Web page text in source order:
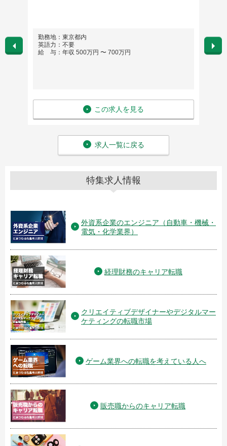
勤務地：東京都内
英語力：不要
給 与：年収 500万円 〜 700万円
この求人を見る
勤務
英語
給
求人一覧に戻る
特集求人情報
外資系企業のエンジニア（自動車・機械・
電気・化学業界）
経理財務のキャリア転職
クリエイティブデザイナーやデジタルマー
ケティングの転職市場
ゲーム業界への転職を考えている人へ
販売職からのキャリア転職